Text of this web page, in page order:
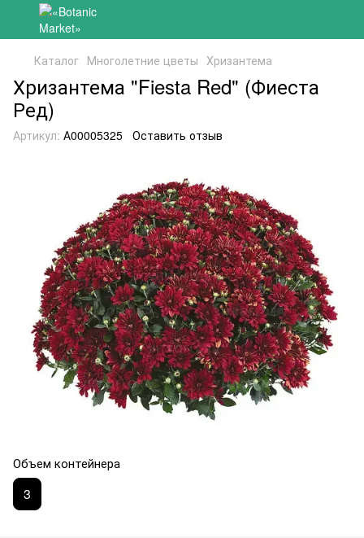
Каталог Многолетние цветы Хризантема
Хризантема "Fiesta Red" (Фиеста
Ред)
Артикул: А00005325 Оставить отзыв
Объем контейнера
3